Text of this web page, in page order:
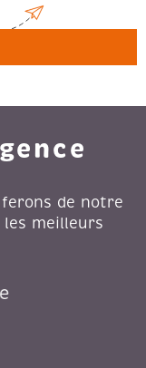
de notre
meilleurs